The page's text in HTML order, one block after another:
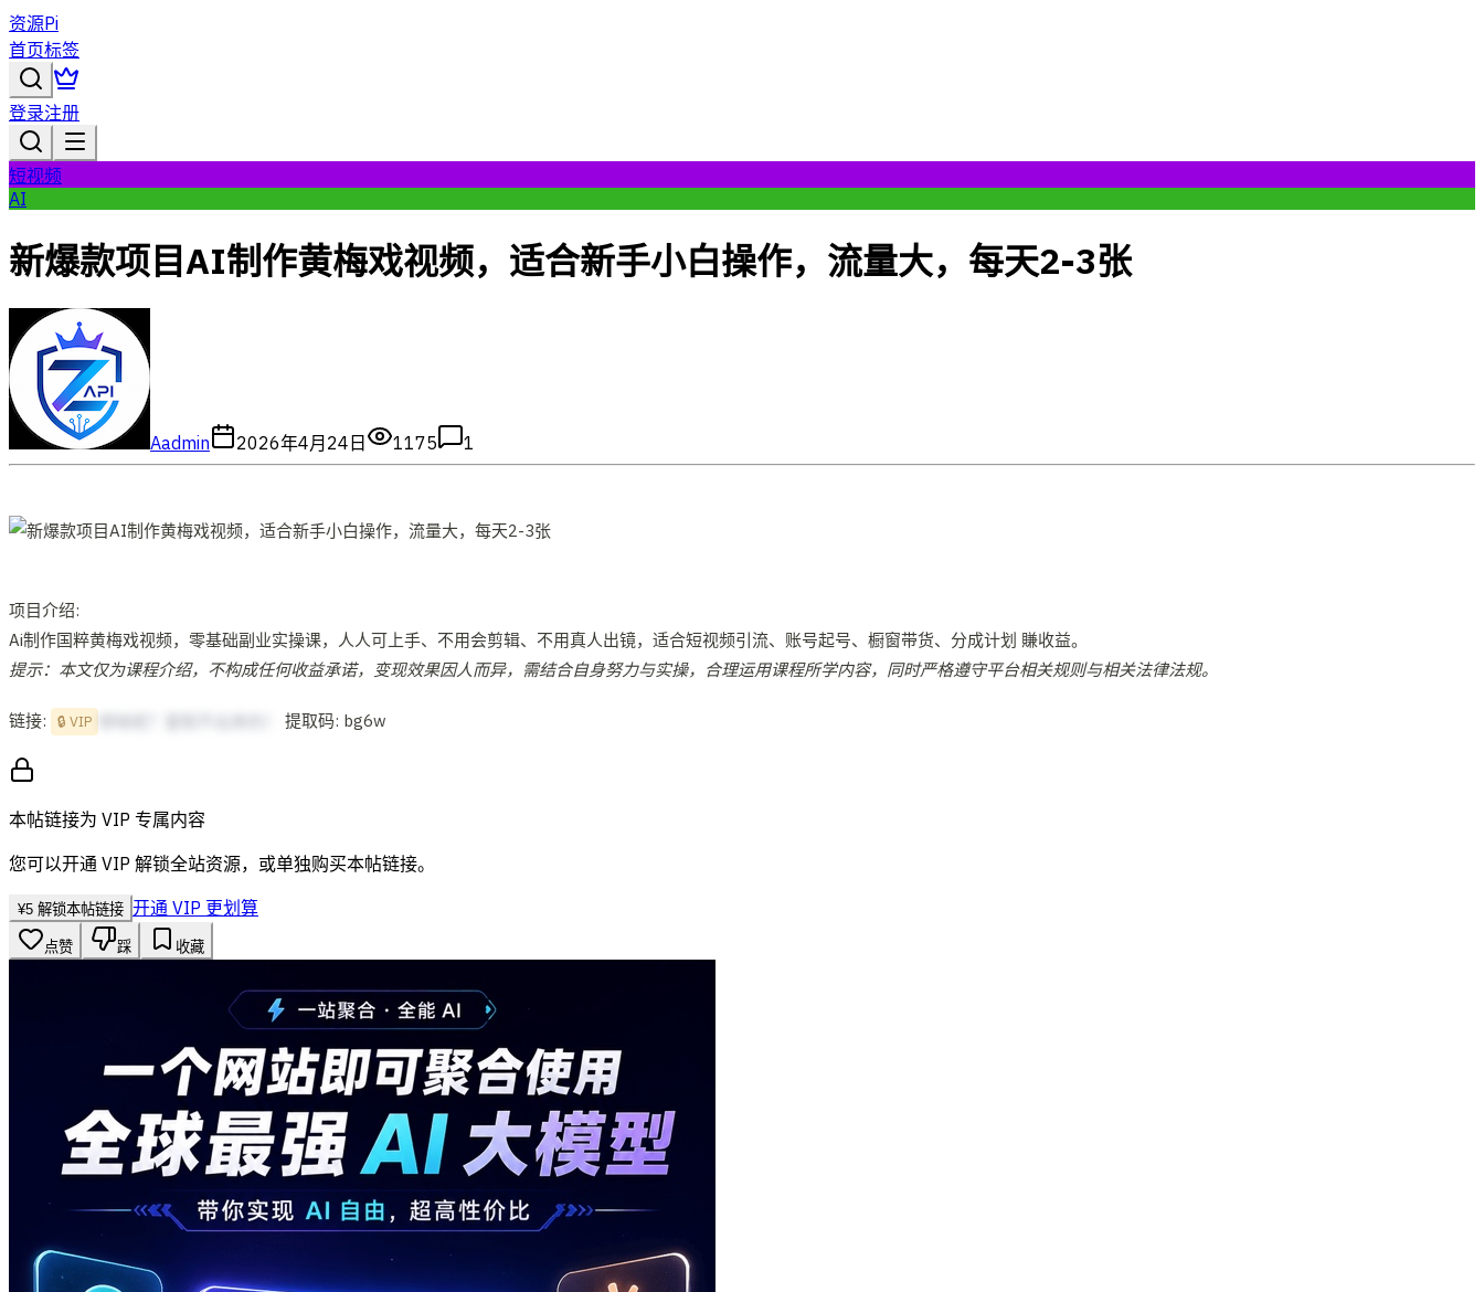
资源Pi
首页标签
登录注册
短视频
AI
新爆款项目AI制作黄梅戏视频，适合新手小白操作，流量大，每天2-3张
Aadmin 2026年4月24日 1175 1
项目介绍:
Ai制作国粹黄梅戏视频，零基础副业实操课，人人可上手、不用会剪辑、不用真人出镜，适合短视频引流、账号起号、橱窗带货、分成计划 賺收益。
提示：本文仅为课程介绍，不构成任何收益承诺，变现效果因人而异，需结合自身努力与实操，合理运用课程所学内容，同时严格遵守平台相关规则与相关法律法规。
链接: 🔒 VIP 提取码: bg6w
本帖链接为 VIP 专属内容
您可以开通 VIP 解锁全站资源，或单独购买本帖链接。
¥5 解锁本帖链接 开通 VIP 更划算
点赞 踩 收藏